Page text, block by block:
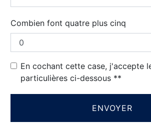
Combien font quatre plus cinq
En cochant cette case, j'accepte
particulières ci-dessous **
ENVOYER